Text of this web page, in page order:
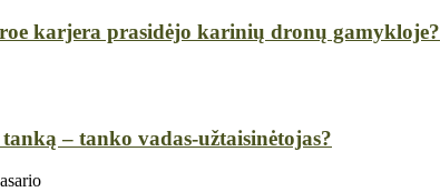
karjera prasidėjo karinių dronų gamykloje?
– tanko vadas-užtaisinėtojas?